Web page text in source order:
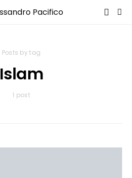
Posts by tag
Islam
1 post